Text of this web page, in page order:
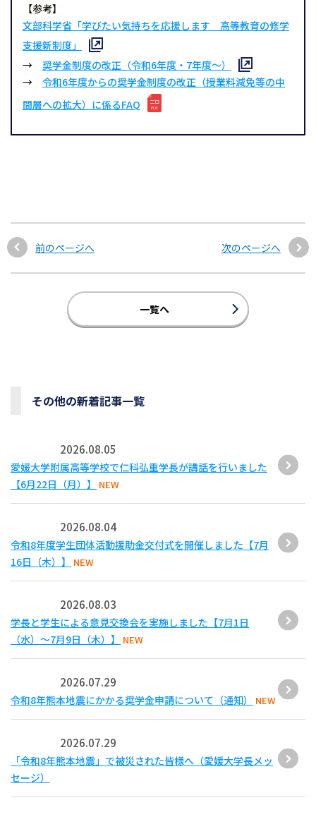
【参考】
文部科学省「学びたい気持ちを応援します 高等教育の修学
支援新制度」
→ 奨学金制度の改正（令和6年度・7年度～）
→ 令和6年度からの奨学金制度の改正（授業料減免等の中
間層への拡大）に係るFAQ
前のページへ 次のページへ
一覧へ
その他の新着記事一覧
2026.08.05
愛媛大学附属高等学校で仁科弘重学長が講話を行いました
【6月22日（月）】
NEW
2026.08.04
令和8年度学生団体活動援助金交付式を開催しました【7月
16日（木）】
NEW
2026.08.03
学長と学生による意見交換会を実施しました【7月1日
（水）～7月9日（木）】
NEW
2026.07.29
令和8年熊本地震にかかる奨学金申請について（通知） NEW
2026.07.29
「令和8年熊本地震」で被災された皆様へ（愛媛大学長メッ
セージ）